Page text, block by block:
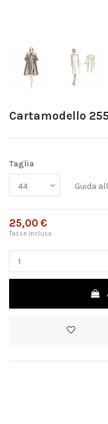
Cartamodello
Taglia
Guida
25,00 €
Tasse incluse